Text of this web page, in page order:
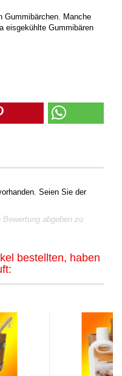
Gummibärchen. Manche
eisgekühlte Gummibären
Seien Sie der
abgeben zu
bestellten, haben